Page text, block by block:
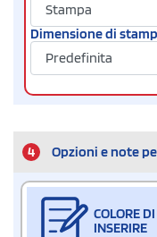
Dimensione di
4 Opzioni e note
COLORE
INSERIRE